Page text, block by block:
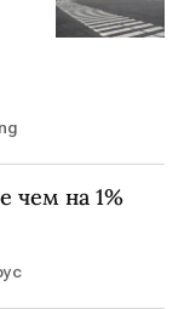
чем на 1%